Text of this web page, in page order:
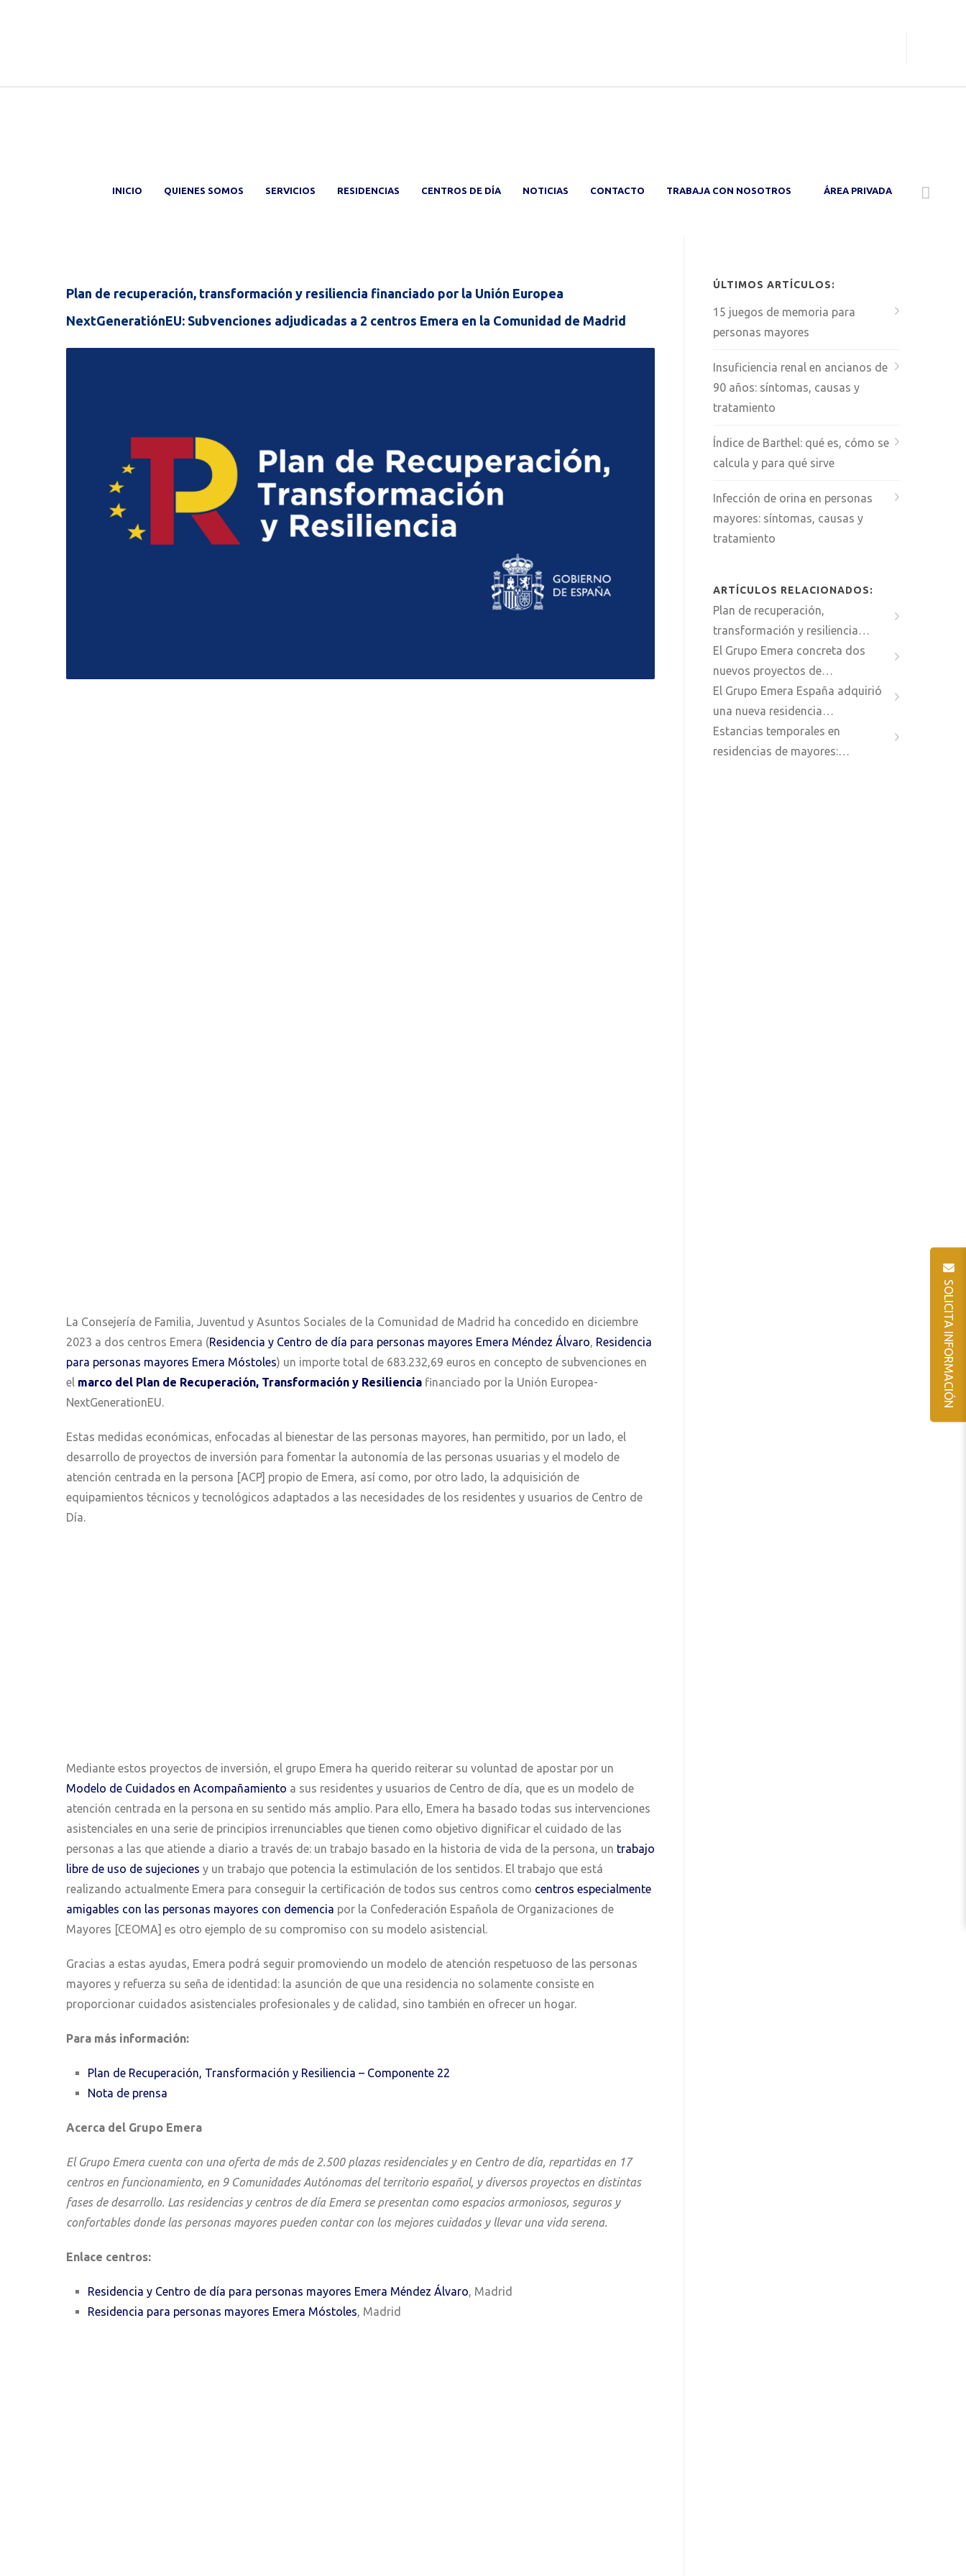
INICIO QUIENES SOMOS SERVICIOS RESIDENCIAS CENTROS DE DÍA NOTICIAS CONTACTO TRABAJA CON NOSOTROS ÁREA PRIVADA
Plan de recuperación, transformación y resiliencia financiado por la Unión Europea
NextGeneratiónEU: Subvenciones adjudicadas a 2 centros Emera en la Comunidad de Madrid
La Consejería de Familia, Juventud y Asuntos Sociales de la Comunidad de Madrid ha concedido en diciembre
2023 a dos centros Emera (Residencia y Centro de día para personas mayores Emera Méndez Álvaro, Residencia
para personas mayores Emera Móstoles) un importe total de 683.232,69 euros en concepto de subvenciones en
el marco del Plan de Recuperación, Transformación y Resiliencia financiado por la Unión Europea-
NextGenerationEU.
Estas medidas económicas, enfocadas al bienestar de las personas mayores, han permitido, por un lado, el
desarrollo de proyectos de inversión para fomentar la autonomía de las personas usuarias y el modelo de
atención centrada en la persona [ACP] propio de Emera, así como, por otro lado, la adquisición de
equipamientos técnicos y tecnológicos adaptados a las necesidades de los residentes y usuarios de Centro de
Día.
Mediante estos proyectos de inversión, el grupo Emera ha querido reiterar su voluntad de apostar por un
Modelo de Cuidados en Acompañamiento a sus residentes y usuarios de Centro de día, que es un modelo de
atención centrada en la persona en su sentido más amplio. Para ello, Emera ha basado todas sus intervenciones
asistenciales en una serie de principios irrenunciables que tienen como objetivo dignificar el cuidado de las
personas a las que atiende a diario a través de: un trabajo basado en la historia de vida de la persona, un trabajo
libre de uso de sujeciones y un trabajo que potencia la estimulación de los sentidos. El trabajo que está
realizando actualmente Emera para conseguir la certificación de todos sus centros como centros especialmente
amigables con las personas mayores con demencia por la Confederación Española de Organizaciones de
Mayores [CEOMA] es otro ejemplo de su compromiso con su modelo asistencial.
Gracias a estas ayudas, Emera podrá seguir promoviendo un modelo de atención respetuoso de las personas
mayores y refuerza su seña de identidad: la asunción de que una residencia no solamente consiste en
proporcionar cuidados asistenciales profesionales y de calidad, sino también en ofrecer un hogar.
Para más información:
Plan de Recuperación, Transformación y Resiliencia – Componente 22
Nota de prensa
Acerca del Grupo Emera
El Grupo Emera cuenta con una oferta de más de 2.500 plazas residenciales y en Centro de día, repartidas en 17
centros en funcionamiento, en 9 Comunidades Autónomas del territorio español, y diversos proyectos en distintas
fases de desarrollo. Las residencias y centros de día Emera se presentan como espacios armoniosos, seguros y
confortables donde las personas mayores pueden contar con los mejores cuidados y llevar una vida serena.
Enlace centros:
Residencia y Centro de día para personas mayores Emera Méndez Álvaro, Madrid
Residencia para personas mayores Emera Móstoles, Madrid
ÚLTIMOS ARTÍCULOS:
15 juegos de memoria para
personas mayores
Insuficiencia renal en ancianos de
90 años: síntomas, causas y
tratamiento
Índice de Barthel: qué es, cómo se
calcula y para qué sirve
Infección de orina en personas
mayores: síntomas, causas y
tratamiento
ARTÍCULOS RELACIONADOS:
Plan de recuperación,
transformación y resiliencia…
El Grupo Emera concreta dos
nuevos proyectos de…
El Grupo Emera España adquirió
una nueva residencia…
Estancias temporales en
residencias de mayores:…
SOLICITA INFORMACIÓN